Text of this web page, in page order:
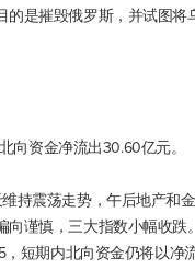
是摧毁俄罗斯，并试图将
向资金净流出30.60亿元。
持震荡走势，午后地产和
向谨慎，三大指数小幅收
短期内北向资金仍将以